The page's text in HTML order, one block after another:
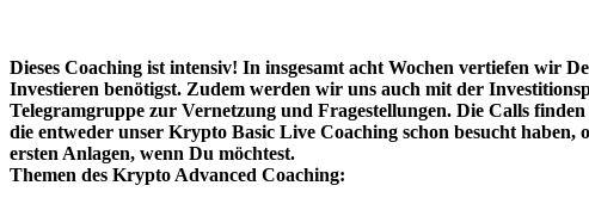
Dieses Coaching ist intensiv! In insgesamt acht Wochen vertiefen wir
Investieren benötigst. Zudem werden wir uns auch mit der
Telegramgruppe zur Vernetzung und Fragestellungen. Die Calls
die entweder unser Krypto Basic Live Coaching schon besucht
ersten Anlagen, wenn Du möchtest.
Themen des Krypto Advanced Coaching: